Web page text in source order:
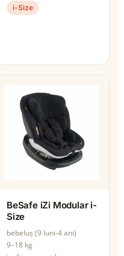
i-Size
BeSafe iZi Modular i-
Size
bebeluș (9 luni-4 ani)
9–18 kg